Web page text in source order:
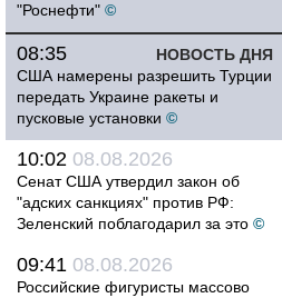
"Роснефти" ©
НОВОСТЬ ДНЯ
08:35
США намерены разрешить Турции
передать Украине ракеты и
пусковые установки ©
10:02 08.08.2026
Сенат США утвердил закон об
"адских санкциях" против РФ:
Зеленский поблагодарил за это ©
09:41 08.08.2026
Российские фигуристы массово